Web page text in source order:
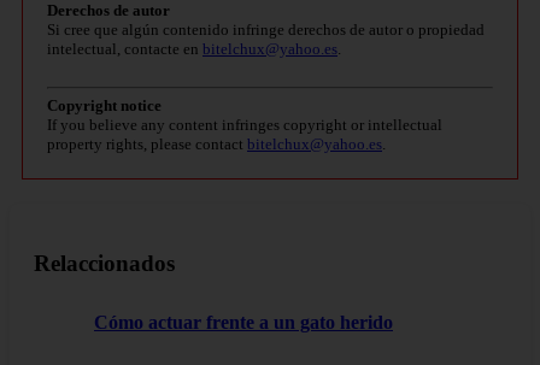
Derechos de autor
Si cree que algún contenido infringe derechos de autor o propiedad
intelectual, contacte en bitelchux@yahoo.es.
Copyright notice
If you believe any content infringes copyright or intellectual
property rights, please contact bitelchux@yahoo.es.
Relaccionados
Cómo actuar frente a un gato herido